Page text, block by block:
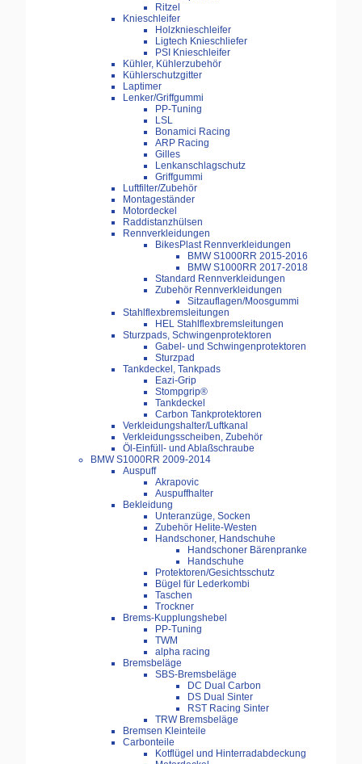
Ritzel
Knieschleifer
Holzknieschleifer
Ligtech Knieschliefer
PSI Knieschleifer
Kühler, Kühlerzubehör
Kühlerschutzgitter
Laptimer
Lenker/Griffgummi
PP-Tuning
LSL
Bonamici Racing
ARP Racing
Gilles
Lenkanschlagschutz
Griffgummi
Luftfilter/Zubehör
Montageständer
Motordeckel
Raddistanzhülsen
Rennverkleidungen
BikesPlast Rennverkleidungen
BMW S1000RR 2015-2016
BMW S1000RR 2017-2018
Standard Rennverkleidungen
Zubehör Rennverkleidungen
Sitzauflagen/Moosgummi
Stahlflexbremsleitungen
HEL Stahlflexbremsleitungen
Sturzpads, Schwingenprotektoren
Gabel- und Schwingenprotektoren
Sturzpad
Tankdeckel, Tankpads
Eazi-Grip
Stompgrip®
Tankdeckel
Carbon Tankprotektoren
Verkleidungshalter/Luftkanal
Verkleidungsscheiben, Zubehör
Öl-Einfüll- und Ablaßschraube
BMW S1000RR 2009-2014
Auspuff
Akrapovic
Auspuffhalter
Bekleidung
Unteranzüge, Socken
Zubehör Helite-Westen
Handschoner, Handschuhe
Handschoner Bärenpranke
Handschuhe
Protektoren/Gesichtsschutz
Bügel für Lederkombi
Taschen
Trockner
Brems-Kupplungshebel
PP-Tuning
TWM
alpha racing
Bremsbeläge
SBS-Bremsbeläge
DC Dual Carbon
DS Dual Sinter
RST Racing Sinter
TRW Bremsbeläge
Bremsen Kleinteile
Carbonteile
Kotflügel und Hinterradabdeckung